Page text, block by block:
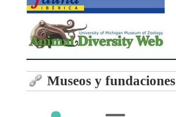
Museos y fundaciones